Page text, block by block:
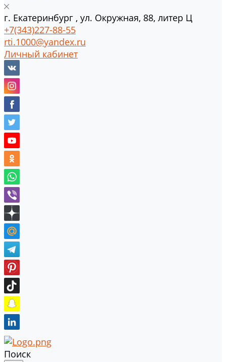
г. Екатеринбург , ул. Окружная, 88, литер Ц
+7(343)227-88-55
rti.1000@yandex.ru
Личный кабинет
Поиск